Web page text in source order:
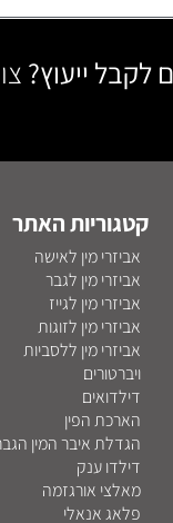
לקבל ייעוץ?
קטגוריות האתר
אביזרי מין לאישה
אביזרי מין לגבר
אביזרי מין לגייז
אביזרי מין לזוגות
אביזרי מין ללסביות
ויברטורים
דילדואים
הארכת הפין
הגדלת איבר המין
דילדו ענק
מאלצי אורגזמה
פלאג אנאלי